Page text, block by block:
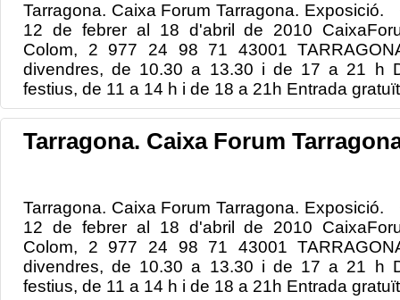
Tarragona. Caixa Forum Tarragona. Exposició.
12 de febrer al 18 d'abril de 2010
Colom, 2 977 24 98 71 43001
divendres, de 10.30 a 13.30 i de 17 a 21 h
festius, de 11 a 14 h i de 18 a 21h Entrada
Tarragona. Caixa Forum
Tarragona. Caixa Forum Tarragona. Exposició.
12 de febrer al 18 d'abril de 2010
Colom, 2 977 24 98 71 43001
divendres, de 10.30 a 13.30 i de 17 a 21 h
festius, de 11 a 14 h i de 18 a 21h Entrada